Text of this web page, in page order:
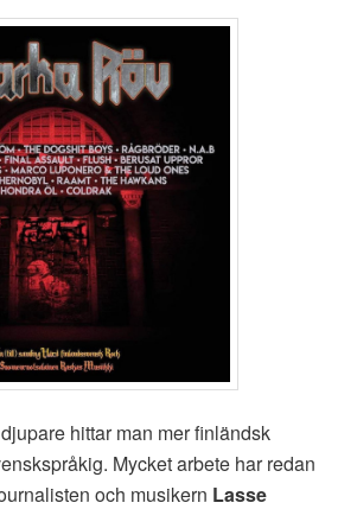
hittar man mer finländsk
Mycket arbete har redan
och musikern Lasse